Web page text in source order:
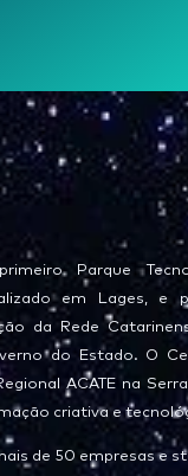
Parque
em Lages, e
da Rede
do Estado. O
ACATE na
criativa e
de 50 empresas e